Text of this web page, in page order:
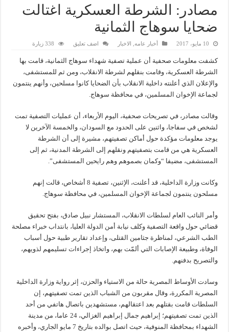
مصادر: الشرطة العسكرية اغتالت
ضحايا سوهاج الثمانية
10 مايو، 2017 أخبار عامه الاخبار اضف تعليق 338 زيارة
كشفت معلومات صحفية أن عملية تصفية شهداء سوهاج الثمانية، قامت بها
الشرطة العسكرية، وقامت بنقلهم لشرطة الانقلاب، ومن ثم للمستشفى،
والإعلان الذي أعلنته داخلية الانقلاب بأن الضحايا كانوا مسلحين، وأنهم ينتمون
لجماعة الإخوان المسلمين، في محافظة سوهاج.
وقالت مصادر، في تصريحات صحفية، اليوم الأربعاء، أن عمليات التصفية تمت
لشخص في سفاجا، واثنين على الحدود مع السودان، والخمسة الآخرين لا
يوجد معلومات مؤكدة حول أماكن تصفيتهم، مشيرة إلى أن الشرطة
العسكرية هي من قامت بتصفيتهم ونقلهم إلى الشرطة المدنية، ثم إلى
المستشفى، مضيفا “وكمان بصموهم وهم رايحين المستشفى”.
وكانت وزارة الداخلية، قد أعلنت، الإثنين، تصفية 8 أشخاص، قالت إنهم
مسلحون ينتمون لجماعة الإخوان المسلمين، في محافظة سوهاج.
وأمر النائب العام لسلطات الانقلاب، المستشار نبيل صادق، بفتح تحقيق
قضائي حول واقعة التصفية وكلف نيابة أمن الدولة العليا، بانتداب خبراء مصلحة
الطب الشرعي، لمناظرة جثامين القتلى، وإعداد تقارير طبية حول أسباب
الوفاة، وطبيعة الإصابات التي ألمّت بهم، واتخاذ إجراءات تسليمهم لذويهم،
والتصريح بدفنهم.
وسادت الأوساط المصرية حالة من الاستياء والحزن، إثر رواية وزارة الداخلية
المصرية المكررة، وقال مقربون من الشباب الذين تمت تصفيتهم، إن
السلطات قامت بقتلهم بعد اعتقالهم، مستشهدين باتصال هاتفي من أحد
الذين تمت تصفيتهم؛ إبراهيم جمال إبراهيم الغزالي، 24 عاما، من مدينة
الشهداء بمحافظة المنوفية، حيث اتصل بوالده بتاريخ 7 مايو الجاري، وأخبره